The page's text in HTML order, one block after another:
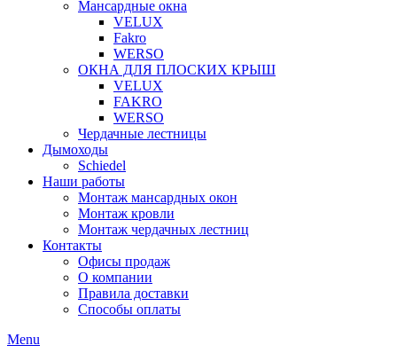
Мансардные окна
VELUX
Fakro
WERSO
ОКНА ДЛЯ ПЛОСКИХ КРЫШ
VELUX
FAKRO
WERSO
Чердачные лестницы
Дымоходы
Schiedel
Наши работы
Монтаж мансардных окон
Монтаж кровли
Монтаж чердачных лестниц
Контакты
Офисы продаж
О компании
Правила доставки
Способы оплаты
Menu